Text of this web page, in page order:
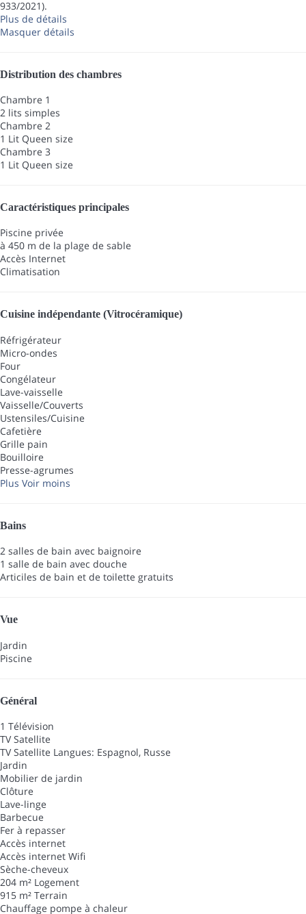
933/2021).
Plus de détails
Masquer détails
Distribution des chambres
Chambre 1
2 lits simples
Chambre 2
1 Lit Queen size
Chambre 3
1 Lit Queen size
Caractéristiques principales
Piscine privée
à 450 m de la plage de sable
Accès Internet
Climatisation
Cuisine indépendante (Vitrocéramique)
Réfrigérateur
Micro-ondes
Four
Congélateur
Lave-vaisselle
Vaisselle/Couverts
Ustensiles/Cuisine
Cafetière
Grille pain
Bouilloire
Presse-agrumes
Plus Voir moins
Bains
2 salles de bain avec baignoire
1 salle de bain avec douche
Articiles de bain et de toilette gratuits
Vue
Jardin
Piscine
Général
1 Télévision
TV Satellite
TV Satellite Langues: Espagnol, Russe
Jardin
Mobilier de jardin
Clôture
Lave-linge
Barbecue
Fer à repasser
Accès internet
Accès internet Wifi
Sèche-cheveux
204 m² Logement
915 m² Terrain
Chauffage pompe à chaleur